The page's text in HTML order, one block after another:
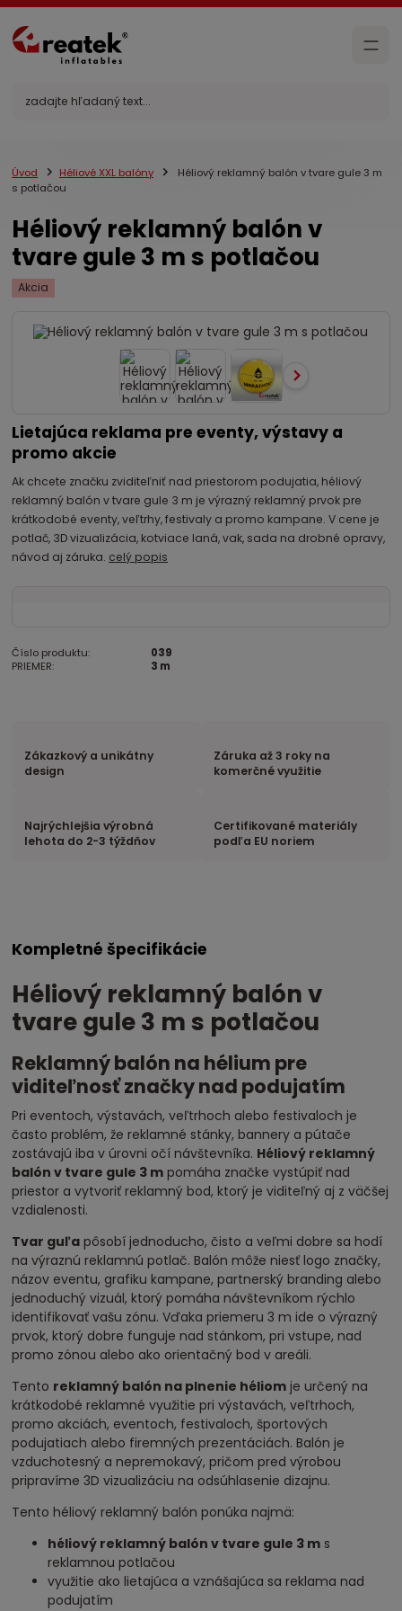
Úvod Héliové XXL balóny
Héliový reklamný balón v tvare gule 3 m
s potlačou
Héliový reklamný balón v
tvare gule 3 m s potlačou
Akcia
Lietajúca reklama pre eventy, výstavy a
promo akcie
Ak chcete značku zviditeľniť nad priestorom podujatia, héliový
reklamný balón v tvare gule 3 m je výrazný reklamný prvok pre
krátkodobé eventy, veľtrhy, festivaly a promo kampane. V cene je
potlač, 3D vizualizácia, kotviace laná, vak, sada na drobné opravy,
návod aj záruka. celý popis
Číslo produktu:
039
PRIEMER:
3 m
Zákazkový a unikátny
design
Záruka až 3 roky na
komerčné využitie
Najrýchlejšia výrobná
lehota do 2-3 týždňov
Certifikované materiály
podľa EU noriem
Kompletné špecifikácie
Héliový reklamný balón v
tvare gule 3 m s potlačou
Reklamný balón na hélium pre
viditeľnosť značky nad podujatím
Pri eventoch, výstavách, veľtrhoch alebo festivaloch je
často problém, že reklamné stánky, bannery a pútače
zostávajú iba v úrovni očí návštevníka. Héliový reklamný
balón v tvare gule 3 m pomáha značke vystúpiť nad
priestor a vytvoriť reklamný bod, ktorý je viditeľný aj z väčšej
vzdialenosti.
Tvar guľa pôsobí jednoducho, čisto a veľmi dobre sa hodí
na výraznú reklamnú potlač. Balón môže niesť logo značky,
názov eventu, grafiku kampane, partnerský branding alebo
jednoduchý vizuál, ktorý pomáha návštevníkom rýchlo
identifikovať vašu zónu. Vďaka priemeru 3 m ide o výrazný
prvok, ktorý dobre funguje nad stánkom, pri vstupe, nad
promo zónou alebo ako orientačný bod v areáli.
Tento reklamný balón na plnenie héliom je určený na
krátkodobé reklamné využitie pri výstavách, veľtrhoch,
promo akciách, eventoch, festivaloch, športových
podujatiach alebo firemných prezentáciách. Balón je
vzduchotesný a nepremokavý, pričom pred výrobou
pripravíme 3D vizualizáciu na odsúhlasenie dizajnu.
Tento héliový reklamný balón ponúka najmä:
héliový reklamný balón v tvare gule 3 m s
reklamnou potlačou
využitie ako lietajúca a vznášajúca sa reklama nad
podujatím